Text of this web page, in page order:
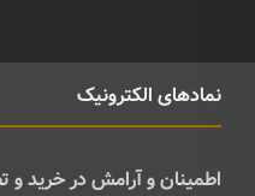
نمادهای الکترونیک
اطمینان و آرامش در خرید و